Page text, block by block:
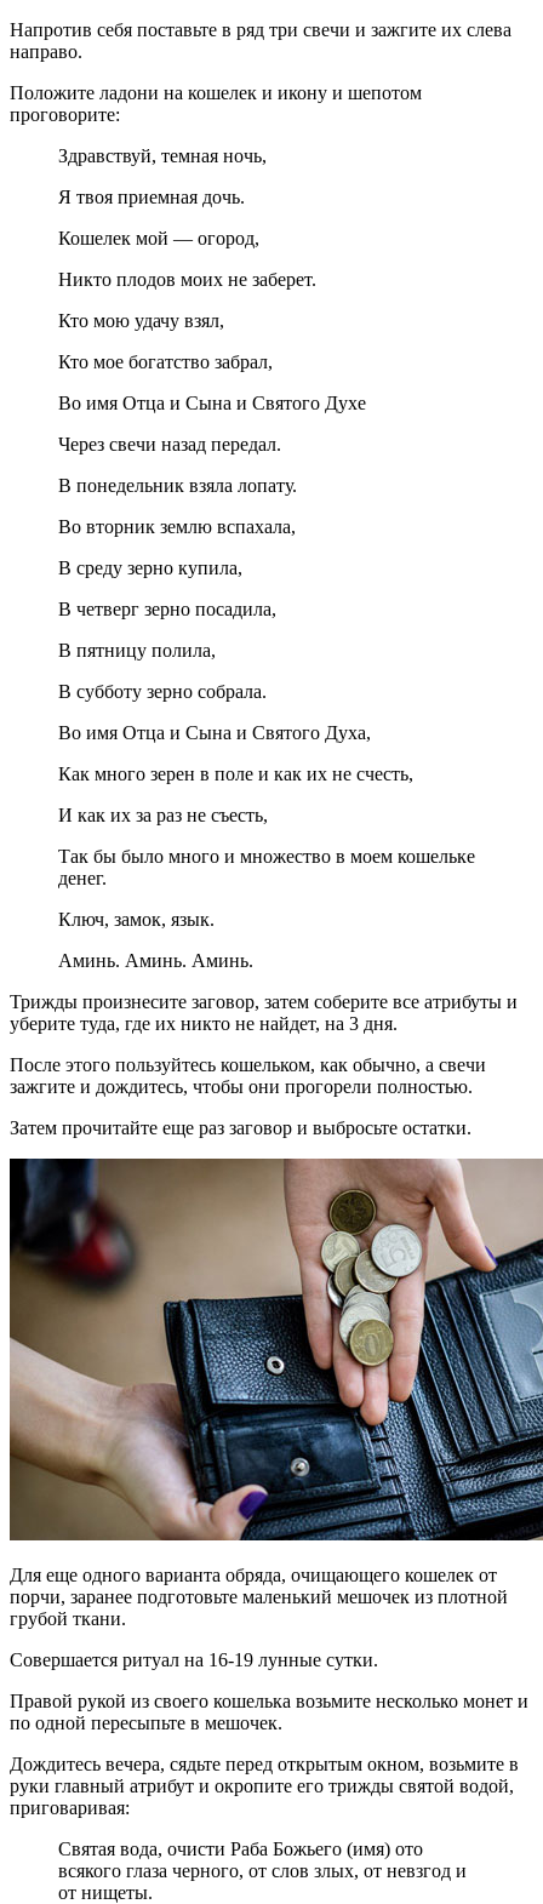
Напротив себя поставьте в ряд три свечи и зажгите их слева
направо.
Положите ладони на кошелек и икону и шепотом
проговорите:
Здравствуй, темная ночь,
Я твоя приемная дочь.
Кошелек мой — огород,
Никто плодов моих не заберет.
Кто мою удачу взял,
Кто мое богатство забрал,
Во имя Отца и Сына и Святого Духе
Через свечи назад передал.
В понедельник взяла лопату.
Во вторник землю вспахала,
В среду зерно купила,
В четверг зерно посадила,
В пятницу полила,
В субботу зерно собрала.
Во имя Отца и Сына и Святого Духа,
Как много зерен в поле и как их не счесть,
И как их за раз не съесть,
Так бы было много и множество в моем кошельке
денег.
Ключ, замок, язык.
Аминь. Аминь. Аминь.
Трижды произнесите заговор, затем соберите все атрибуты и
уберите туда, где их никто не найдет, на 3 дня.
После этого пользуйтесь кошельком, как обычно, а свечи
зажгите и дождитесь, чтобы они прогорели полностью.
Затем прочитайте еще раз заговор и выбросьте остатки.
Для еще одного варианта обряда, очищающего кошелек от
порчи, заранее подготовьте маленький мешочек из плотной
грубой ткани.
Совершается ритуал на 16-19 лунные сутки.
Правой рукой из своего кошелька возьмите несколько монет и
по одной пересыпьте в мешочек.
Дождитесь вечера, сядьте перед открытым окном, возьмите в
руки главный атрибут и окропите его трижды святой водой,
приговаривая:
Святая вода, очисти Раба Божьего (имя) ото
всякого глаза черного, от слов злых, от невзгод и
от нищеты.